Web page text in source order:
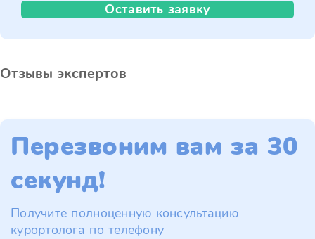
Оставить заявку
Отзывы экспертов
Перезвоним вам за 30
секунд!
Получите полноценную консультацию
курортолога по телефону